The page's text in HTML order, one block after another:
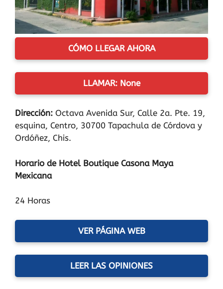
CÓMO LLEGAR AHORA
LLAMAR: None
Dirección: Octava Avenida Sur, Calle 2a. Pte. 19,
esquina, Centro, 30700 Tapachula de Córdova y
Ordóñez, Chis.
Horario de Hotel Boutique Casona Maya
Mexicana
24 Horas
VER PÁGINA WEB
LEER LAS OPINIONES